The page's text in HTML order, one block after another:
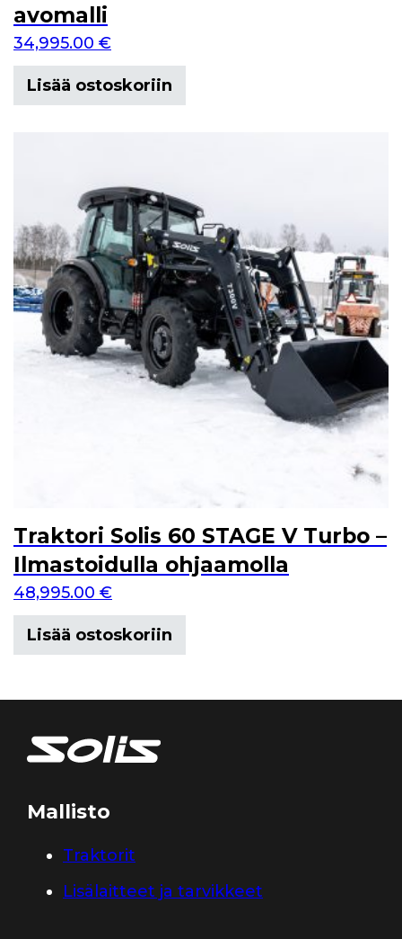
avomalli
34,995.00 €
Lisää ostoskoriin
Traktori Solis 60 STAGE V Turbo –
Ilmastoidulla ohjaamolla
48,995.00 €
Lisää ostoskoriin
Mallisto
Traktorit
Lisälaitteet ja tarvikkeet